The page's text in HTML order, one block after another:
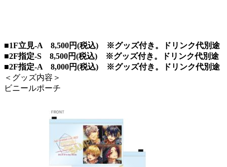
■1F立見-A 8,500円(税込) ※グッズ付き。ドリンク代別途
■2F指定-S 8,500円(税込) ※グッズ付き。ドリンク代別途
■2F指定-A 8,000円(税込) ※グッズ付き。ドリンク代別途
＜グッズ内容＞
ビニールポーチ